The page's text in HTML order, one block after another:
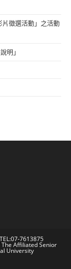
徵選活動」之活動
明」
7613875
The Affiliated Senior
University